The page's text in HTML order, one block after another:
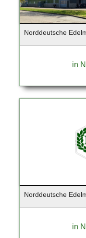
Barmstedt
Barsbuettel
Barsbüttel
Basdorf-Wandlitz
Beelitz-Heilstätten
Bendestorf
Berlin - Charlottenburg
Berlin - Prenzlauer
Berlin - Weißensee
Berlin Reinickendorf
Norddeutsche
in
Norddeutsche
in